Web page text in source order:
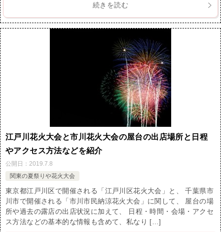
続きを読む
江戸川花火大会と市川花火大会の屋台の出店場所と日程
やアクセス方法などを紹介
公開日： 2019.7.8
関東の夏祭りや花火大会
東京都江戸川区で開催される「江戸川区花火大会」と、 千葉県市
川市で開催される「市川市民納涼花火大会」に関して、 屋台の場
所や過去の露店の出店状況に加えて、 日程・時間・会場・アクセ
ス方法などの基本的な情報も含めて、私なり […]